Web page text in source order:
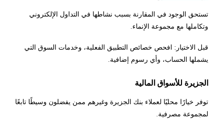
تستحق الوجود في المقارنة بسبب نشاطها في التداول الإلكتروني
وتكاملها مع مجموعة الإنماء.
قبل الاختيار: افحص خصائص التطبيق الفعلية، وخدمات السوق التي
يشملها الحساب، وأي رسوم إضافية.
الجزيرة للأسواق المالية
توفر خيارًا محليًا لعملاء بنك الجزيرة وغيرهم ممن يفضلون وسيطًا تابعًا
لمجموعة مصرفية.